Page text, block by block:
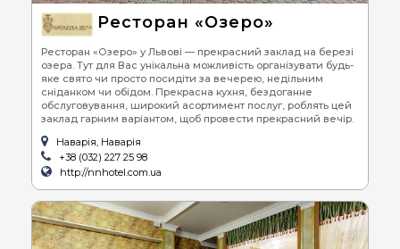
Ресторан «Озеро»
Ресторан «Озеро» у Львові — прекрасний заклад на березі
озера. Тут для Вас унікальна можливість організувати будь-
яке свято чи просто посидіти за вечерею, недільним
сніданком чи обідом. Прекрасна кухня, бездоганне
обслуговування, широкий асортимент послуг, роблять цей
заклад гарним варіантом, щоб провести прекрасний вечір.
Наварія, Наварія
+38 (032) 227 25 98
http://nnhotel.com.ua